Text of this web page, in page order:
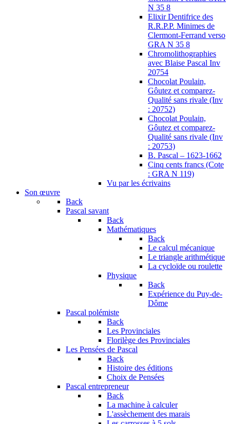
N 35 8
Elixir Dentifrice des
R.R.P.P. Minimes de
Clermont-Ferrand verso
GRA N 35 8
Chromolithographies
avec Blaise Pascal Inv
20754
Chocolat Poulain,
Gôutez et comparez-
Qualité sans rivale (Inv
: 20752)
Chocolat Poulain,
Gôutez et comparez-
Qualité sans rivale (Inv
: 20753)
B. Pascal – 1623-1662
Cinq cents francs (Cote
: GRA N 119)
Vu par les écrivains
Son œuvre
Back
Pascal savant
Back
Mathématiques
Back
Le calcul mécanique
Le triangle arithmétique
La cycloïde ou roulette
Physique
Back
Expérience du Puy-de-
Dôme
Pascal polémiste
Back
Les Provinciales
Florilège des Provinciales
Les Pensées de Pascal
Back
Histoire des éditions
Choix de Pensées
Pascal entrepreneur
Back
La machine à calculer
L'assèchement des marais